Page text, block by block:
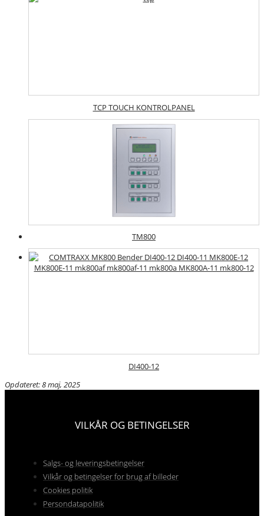
TCP TOUCH KONTROLPANEL
TM800
DI400-12
Opdateret: 8 maj, 2025
VILKÅR OG BETINGELSER
Salgs- og leveringsbetingelser
Vilkår og betingelser for brug af billeder
Cookies politik
Persondatapolitik